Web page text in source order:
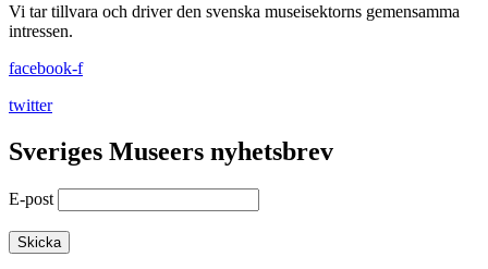
Vi tar tillvara och driver den svenska museisektorns gemensamma
intressen.
facebook-f
twitter
Sveriges Museers nyhetsbrev
E-post